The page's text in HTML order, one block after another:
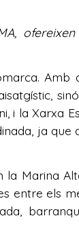
Amb
i la Xarxa
ja que
la Marina
entre els